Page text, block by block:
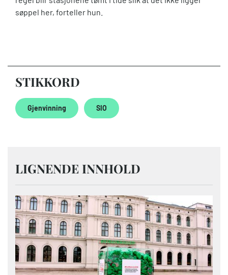
søppel her, forteller hun.
STIKKORD
Gjenvinning SIO
LIGNENDE INNHOLD